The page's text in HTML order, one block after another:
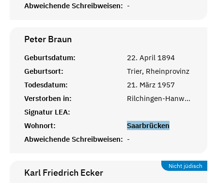
Abweichende Schreibweisen: -
Peter Braun
Geburtsdatum:
22. April 1894
Geburtsort:
Trier, Rheinprovinz
Todesdatum:
21. März 1957
Verstorben in:
Rilchingen-Hanweiler, Saarbrücken
Signatur LEA:
Wohnort:
Saarbrücken
Abweichende Schreibweisen: -
Nicht jüdisch
Karl Friedrich Ecker